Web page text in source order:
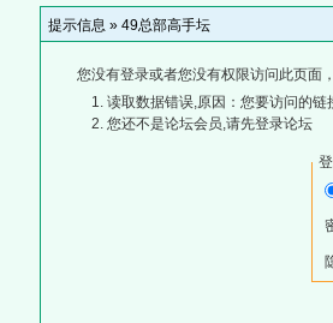
提示信息 » 49总部高手坛
您没有登录或者您没有权限访问此页面
读取数据错误,原因：您要访问的
您还不是论坛会员,请先登录论坛